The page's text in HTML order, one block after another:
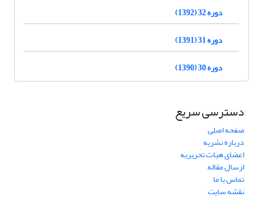
دوره 32 (1392)
دوره 31 (1391)
دوره 30 (1390)
دسترسی سریع
صفحه اصلی
درباره نشریه
اعضای هیات تحریریه
ارسال مقاله
تماس با ما
نقشه سایت